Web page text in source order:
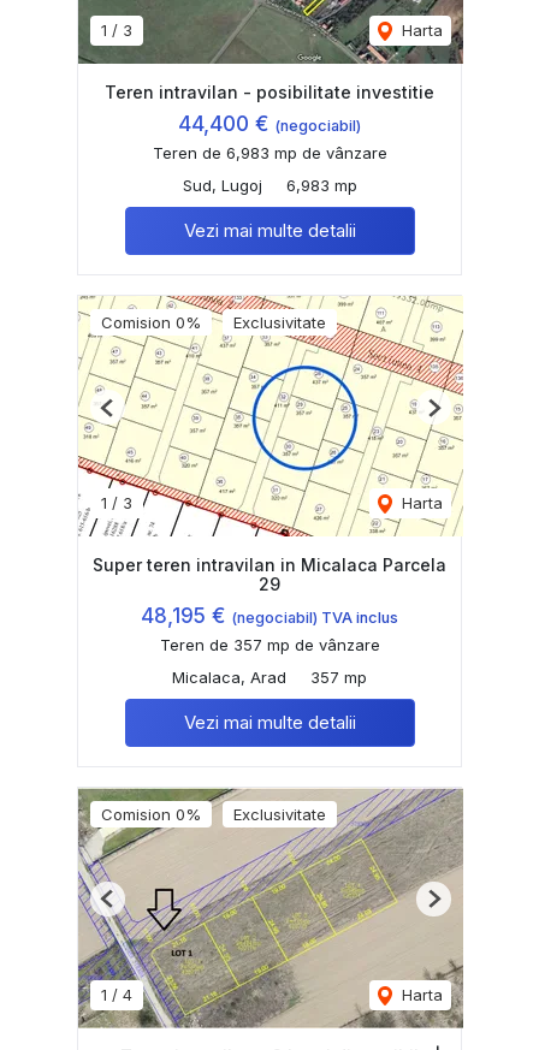
1 / 3 Harta
Teren intravilan - posibilitate investitie
44,400 € (negociabil)
Teren de 6,983 mp de vânzare
Sud, Lugoj
6,983 mp
Vezi mai multe detalii
Comision 0% Exclusivitate
1 / 3 Harta
Previous Next
Super teren intravilan in Micalaca Parcela
29
48,195 € (negociabil) TVA inclus
Teren de 357 mp de vânzare
Micalaca, Arad
357 mp
Vezi mai multe detalii
Comision 0% Exclusivitate
1 / 4 Harta
Previous Next